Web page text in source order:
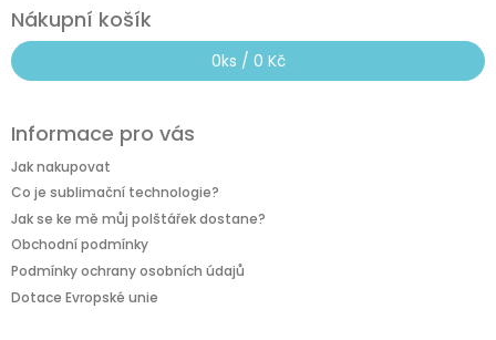
Nákupní košík
0ks / 0 Kč
Informace pro vás
Jak nakupovat
Co je sublimační technologie?
Jak se ke mě můj polštářek dostane?
Obchodní podmínky
Podmínky ochrany osobních údajů
Dotace Evropské unie